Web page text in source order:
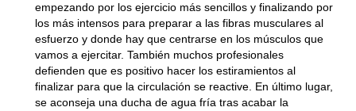
empezando por los ejercicio más sencillos y finalizando por
los más intensos para preparar a las fibras musculares al
esfuerzo y donde hay que centrarse en los músculos que
vamos a ejercitar. También muchos profesionales
defienden que es positivo hacer los estiramientos al
finalizarpara que la circulación se reactive. En último lugar,
se aconseja una ducha de agua fría tras acabar la